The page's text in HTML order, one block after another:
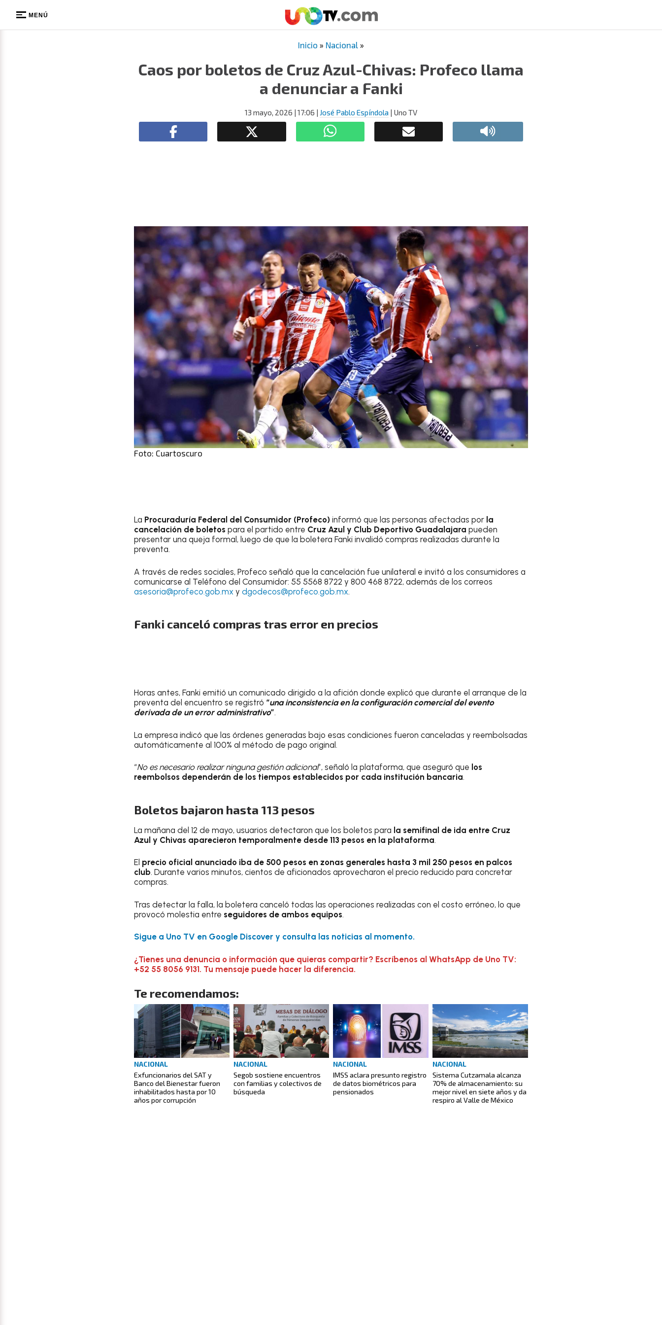
MENÚ
Inicio » Nacional »
Caos por boletos de Cruz Azul-Chivas: Profeco llama
a denunciar a Fanki
13 mayo, 2026 | 17:06 | José Pablo Espíndola | Uno TV
Foto: Cuartoscuro
La Procuraduría Federal del Consumidor (Profeco) informó que las personas afectadas por la
cancelación de boletos para el partido entre Cruz Azul y Club Deportivo Guadalajara pueden
presentar una queja formal, luego de que la boletera Fanki invalidó compras realizadas durante la
preventa.
A través de redes sociales, Profeco señaló que la cancelación fue unilateral e invitó a los consumidores a
comunicarse al Teléfono del Consumidor: 55 5568 8722 y 800 468 8722, además de los correos
asesoria@profeco.gob.mx y dgodecos@profeco.gob.mx.
Fanki canceló compras tras error en precios
Horas antes, Fanki emitió un comunicado dirigido a la afición donde explicó que durante el arranque de la
preventa del encuentro se registró “una inconsistencia en la configuración comercial del evento
derivada de un error administrativo”.
La empresa indicó que las órdenes generadas bajo esas condiciones fueron canceladas y reembolsadas
automáticamente al 100% al método de pago original.
“No es necesario realizar ninguna gestión adicional”, señaló la plataforma, que aseguró que los
reembolsos dependerán de los tiempos establecidos por cada institución bancaria.
Boletos bajaron hasta 113 pesos
La mañana del 12 de mayo, usuarios detectaron que los boletos para la semifinal de ida entre Cruz
Azul y Chivas aparecieron temporalmente desde 113 pesos en la plataforma.
El precio oficial anunciado iba de 500 pesos en zonas generales hasta 3 mil 250 pesos en palcos
club. Durante varios minutos, cientos de aficionados aprovecharon el precio reducido para concretar
compras.
Tras detectar la falla, la boletera canceló todas las operaciones realizadas con el costo erróneo, lo que
provocó molestia entre seguidores de ambos equipos.
Sigue a Uno TV en Google Discover y consulta las noticias al momento.
¿Tienes una denuncia o información que quieras compartir? Escríbenos al WhatsApp de Uno TV:
+52 55 8056 9131. Tu mensaje puede hacer la diferencia.
Te recomendamos:
NACIONAL
Exfuncionarios del SAT y
Banco del Bienestar fueron
inhabilitados hasta por 10
años por corrupción
NACIONAL
Segob sostiene encuentros
con familias y colectivos de
búsqueda
NACIONAL
IMSS aclara presunto registro
de datos biométricos para
pensionados
NACIONAL
Sistema Cutzamala alcanza
70% de almacenamiento: su
mejor nivel en siete años y da
respiro al Valle de México